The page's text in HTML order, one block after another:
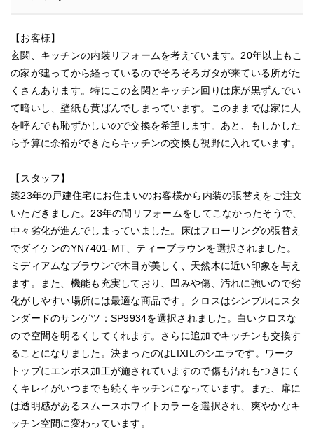
【お客様】
玄関、キッチンの内装リフォームを考えています。20年以上もこ
の家が建ってから経っているのでそろそろガタが来ている所がた
くさんあります。特にこの玄関とキッチン回りは床が黒ずんでい
て暗いし、壁紙も黄ばんでしまっています。このままでは家に人
を呼んでも恥ずかしいので交換を希望します。あと、もしかした
ら予算に余裕ができたらキッチンの交換も視野に入れています。
【スタッフ】
築23年の戸建住宅にお住まいのお客様から内装の張替えをご注文
いただきました。23年の間リフォームをしてこなかったそうで、
中々劣化が進んでしまっていました。床はフローリングの張替え
でダイケンのYN7401-MT、ティーブラウンを選択されました。
ミディアムなブラウンで木目が美しく、天然木に近い印象を与え
ます。また、機能も充実しており、凹みや傷、汚れに強いので劣
化がしやすい場所には最適な商品です。クロスはシンプルにスタ
ンダードのサンゲツ：SP9934を選択されました。白いクロスな
ので空間を明るくしてくれます。さらに追加でキッチンも交換す
ることになりました。決まったのはLIXILのシエラです。ワーク
トップにエンボス加工が施されていますので傷も汚れもつきにく
くキレイがいつまでも続くキッチンになっています。また、扉に
は透明感があるスムースホワイトカラーを選択され、爽やかなキ
ッチン空間に変わっています。